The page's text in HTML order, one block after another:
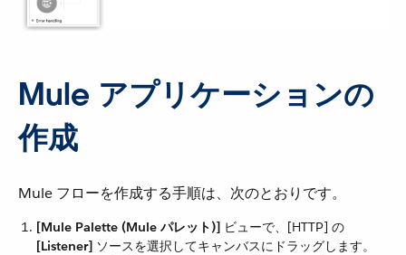
Mule アプリケーションの
作成
Mule フローを作成する手順は、次のとおりです。
[Mule Palette (Mule パレット)] ​ ビューで、[HTTP] の ​
[Listener] ​ ソースを選択してキャンバスにドラッグします。